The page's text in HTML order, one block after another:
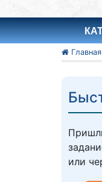
Главная
или